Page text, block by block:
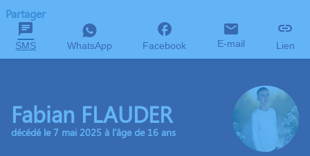
Partager
SMS WhatsApp Facebook E-mail Lien
Fabian FLAUDER
décédé le 7 mai 2025 à l'âge de 16 ans